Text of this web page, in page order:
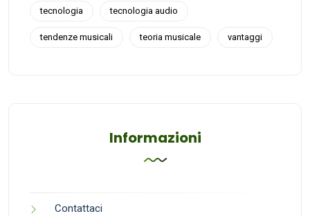
tecnologia tecnologia audio
tendenze musicali teoria musicale vantaggi
Informazioni
Contattaci